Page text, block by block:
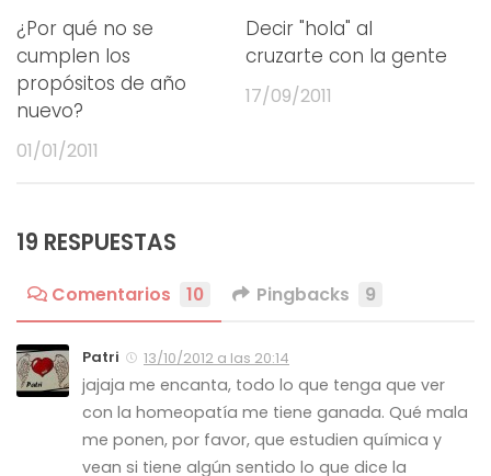
¿Por qué no se
cumplen los
propósitos de año
nuevo?
01/01/2011
Decir "hola" al
cruzarte con la gente
17/09/2011
19 RESPUESTAS
Comentarios 10 Pingbacks 9
Patri 13/10/2012 a las 20:14
jajaja me encanta, todo lo que tenga que ver
con la homeopatía me tiene ganada. Qué mala
me ponen, por favor, que estudien química y
vean si tiene algún sentido lo que dice la